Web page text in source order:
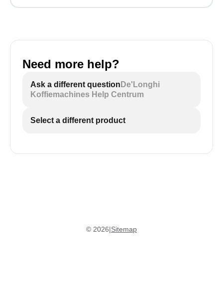
Need more help?
Ask a different question De'Longhi
Koffiemachines Help Centrum
Select a different product
© 2026|Sitemap